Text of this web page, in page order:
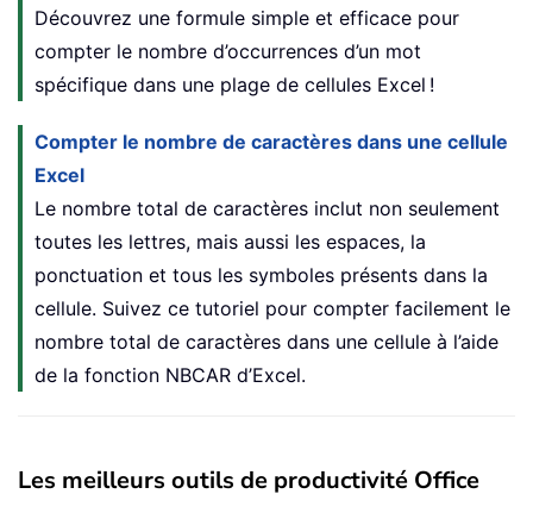
Découvrez une formule simple et efficace pour
compter le nombre d’occurrences d’un mot
spécifique dans une plage de cellules Excel !
Compter le nombre de caractères dans une cellule
Excel
Le nombre total de caractères inclut non seulement
toutes les lettres, mais aussi les espaces, la
ponctuation et tous les symboles présents dans la
cellule. Suivez ce tutoriel pour compter facilement le
nombre total de caractères dans une cellule à l’aide
de la fonction NBCAR d’Excel.
Les meilleurs outils de productivité Office